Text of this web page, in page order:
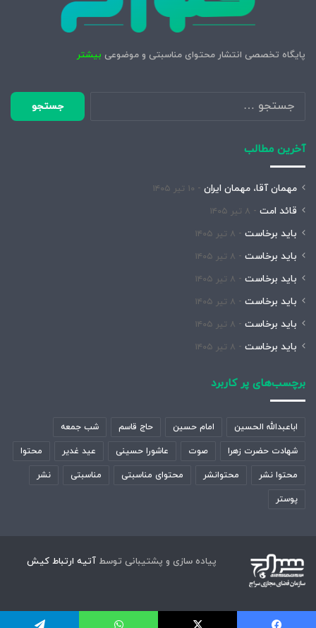
پایگاه تخصصی انتشار محتوای مناسبتی و موضوعی بیشتر
جستجو
برای:
آخرین مطالب
مهمان آقا، مهمان ایران ۱۰ تیر ۱۴۰۵
قائد امت ۸ تیر ۱۴۰۵
باید برخاست ۸ تیر ۱۴۰۵
باید برخاست ۸ تیر ۱۴۰۵
باید برخاست ۸ تیر ۱۴۰۵
باید برخاست ۸ تیر ۱۴۰۵
باید برخاست ۸ تیر ۱۴۰۵
باید برخاست ۸ تیر ۱۴۰۵
برچسب‌های پر کاربرد
اباعبدالله الحسین امام حسین حاج قاسم شب جمعه
شهادت حضرت زهرا صوت عاشورا حسینی عید غدیر محتوا
محتوا نشر محتوانشر محتوای مناسبتی مناسبتی نشر
پوستر
پیاده سازی و پشتیبانی توسط آتیه ارتباط کیش